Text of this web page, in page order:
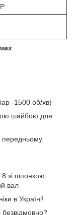
-1500 об/хв)
шайбою для
передньому
зі шпонкою,
вал
в Україні!